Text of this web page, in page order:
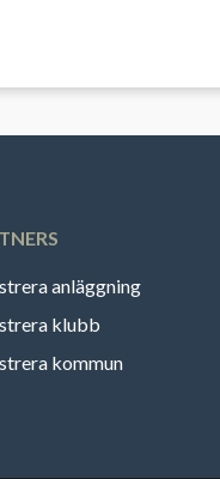
anläggning
klubb
kommun